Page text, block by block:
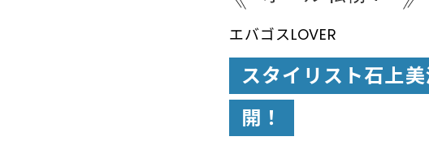
エバゴスLOVER
スタイリスト石上
開！